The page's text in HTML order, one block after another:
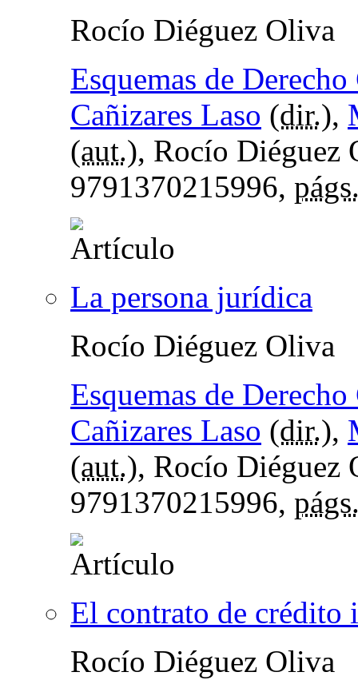
Rocío Diéguez Oliva
Esquemas de
Cañizares Laso (dir.),
(aut.), Rocío Diéguez
9791370215996,
La persona jurídica
Rocío Diéguez Oliva
Esquemas de
Cañizares Laso (dir.),
(aut.), Rocío Diéguez
9791370215996,
El contrato de
Rocío Diéguez Oliva